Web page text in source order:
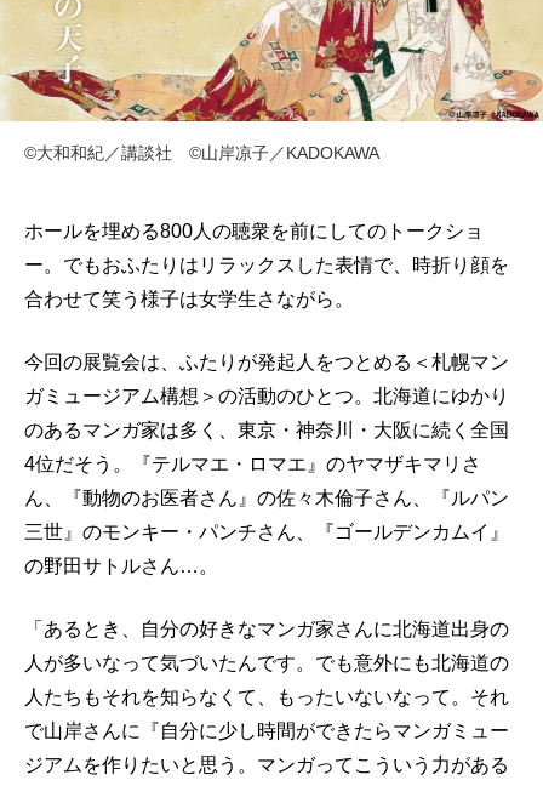
©️大和和紀／講談社 ©️山岸凉子／KADOKAWA
ホールを埋める800人の聴衆を前にしてのトークショ
ー。でもおふたりはリラックスした表情で、時折り顔を
合わせて笑う様子は女学生さながら。
今回の展覧会は、ふたりが発起人をつとめる＜札幌マン
ガミュージアム構想＞の活動のひとつ。北海道にゆかり
のあるマンガ家は多く、東京・神奈川・大阪に続く全国
4位だそう。『テルマエ・ロマエ』のヤマザキマリさ
ん、『動物のお医者さん』の佐々木倫子さん、『ルパン
三世』のモンキー・パンチさん、『ゴールデンカムイ』
の野田サトルさん…。
「あるとき、自分の好きなマンガ家さんに北海道出身の
人が多いなって気づいたんです。でも意外にも北海道の
人たちもそれを知らなくて、もったいないなって。それ
で山岸さんに『自分に少し時間ができたらマンガミュー
ジアムを作りたいと思う。マンガってこういう力がある